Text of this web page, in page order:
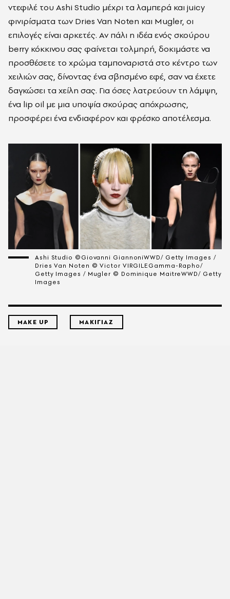
ντεφιλέ του Ashi Studio μέχρι τα λαμπερά και juicy
φινιρίσματα των Dries Van Noten και Mugler, οι
επιλογές είναι αρκετές. Αν πάλι η ιδέα ενός σκούρου
berry κόκκινου σας φαίνεται τολμηρή, δοκιμάστε να
προσθέσετε το χρώμα ταμποναριστά στο κέντρο των
χειλιών σας, δίνοντας ένα σβησμένο εφέ, σαν να έχετε
δαγκώσει τα χείλη σας. Για όσες λατρεύουν τη λάμψη,
ένα lip oil με μια υποψία σκούρας απόχρωσης,
προσφέρει ένα ενδιαφέρον και φρέσκο αποτέλεσμα.
Ashi Studio ©Giovanni GiannoniWWD/ Getty Images /
Dries Van Noten © Victor VIRGILEGamma-Rapho/
Getty Images / Mugler © Dominique MaitreWWD/ Getty
Images
MAKE UP ΜΑΚΙΓΙΑΖ